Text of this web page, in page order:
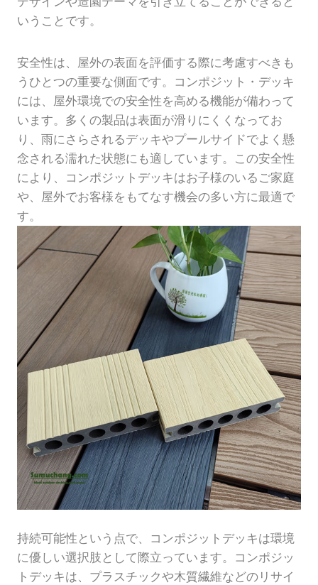
いうことです。
安全性は、屋外の表面を評価する際に考慮すべきも
うひとつの重要な側面です。コンポジット・デッキ
には、屋外環境での安全性を高める機能が備わって
います。多くの製品は表面が滑りにくくなってお
り、雨にさらされるデッキやプールサイドでよく懸
念される濡れた状態にも適しています。この安全性
により、コンポジットデッキはお子様のいるご家庭
や、屋外でお客様をもてなす機会の多い方に最適で
す。
持続可能性という点で、コンポジットデッキは環境
に優しい選択肢として際立っています。コンポジッ
トデッキは、プラスチックや木質繊維などのリサイ